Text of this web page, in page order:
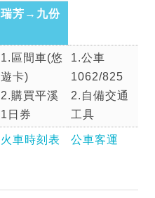
瑞芳→九份
1.區間車(悠
遊卡)
2.購買平溪
1日券
1.公車
1062/825
2.自備交通
工具
火車時刻表 公車客運